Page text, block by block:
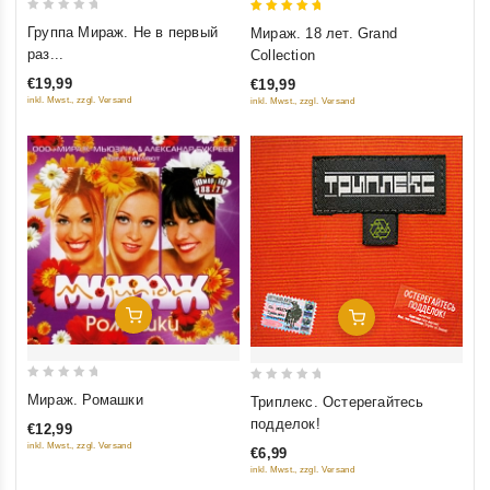
out
5
Группа Мираж. Не в первый
раз...
€19,99
inkl. Mwst., zzgl. Versand
out of 5
Мираж. 18 лет. Grand
Collection
€19,99
inkl. Mwst., zzgl. Versand
Добавить В Корзину
out
of
Мираж. Ромашки
€12,99
inkl. Mwst., zzgl. Versand
Добавить В Корзину
out
5
Триплекс. Остерегайтесь
подделок!
€6,99
inkl. Mwst., zzgl. Versand